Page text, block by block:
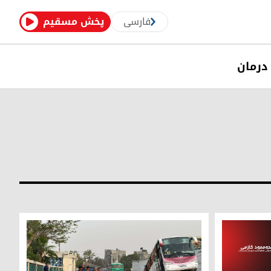
پخش مسقیم فارسی